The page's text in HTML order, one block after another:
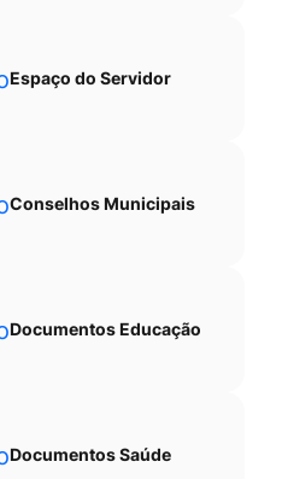
Espaço do Servidor
Conselhos Municipais
Documentos Educação
Documentos Saúde